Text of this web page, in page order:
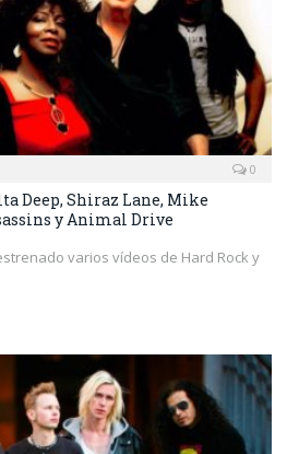
0
Deep, Shiraz Lane, Mike
y Animal Drive
varios vídeos de Hard Rock y